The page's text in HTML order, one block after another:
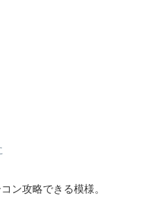
ン攻略できる模様。